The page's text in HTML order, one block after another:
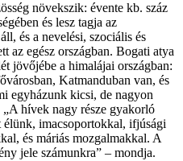
növekszik: évente kb. száz
és lesz tagja az
és a nevelési, szociális és
az egész országban. Bogati atya
jövőjébe a himalájai országban:
Katmanduban van, és
egyházunk kicsi, de nagyon
hívek nagy része gyakorló
imacsoportokkal, ifjúsági
és máriás mozgalmakkal. A
jele számunkra” – mondja.